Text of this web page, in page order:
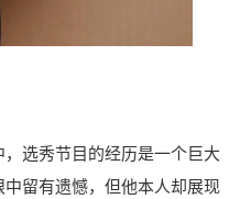
选秀节目的经历是一个巨大
留有遗憾，但他本人却展现